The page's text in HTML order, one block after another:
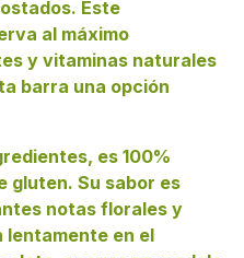
Este
al máximo
y vitaminas naturales
barra una opción
es 100%
gluten. Su sabor es
notas florales y
lentamente en el